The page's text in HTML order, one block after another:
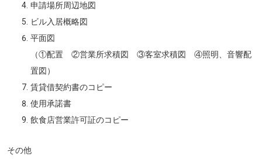
申請場所周辺地図
ビル入居概略図
平面図
（①配置 ②営業所求積図 ③客室求積図 ④照明、音響配
置図）
賃貸借契約書のコピー
使用承諾書
飲食店営業許可証のコピー
その他